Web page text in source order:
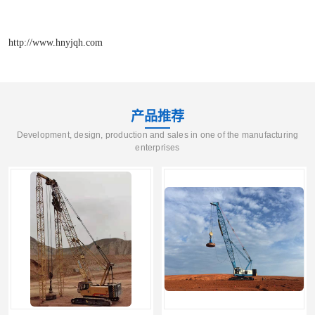
http://www.hnyjqh.com
产品推荐
Development, design, production and sales in one of the manufacturing
enterprises